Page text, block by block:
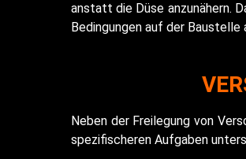
anstatt die Düse anzunähern.
Bedingungen auf der
Neben der Freilegung von
spezifischeren Aufgaben